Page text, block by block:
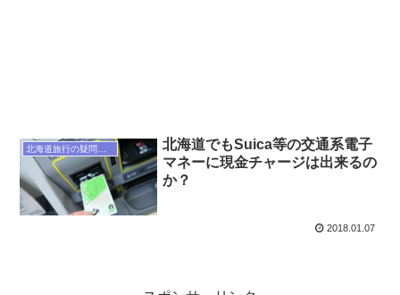
北海道でもSuica等の交通系電子
マネーに現金チャージは出来るの
か？
2018.01.07